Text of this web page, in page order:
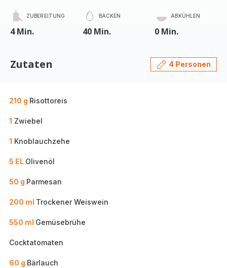
ZUBEREITUNG
4 Min.
BACKEN
40 Min.
ABKÜHLEN
0 Min.
Zutaten 4 Personen
210 g Risottoreis
1 Zwiebel
1 Knoblauchzehe
5 EL Olivenöl
50 g Parmesan
200 ml Trockener Weiswein
550 ml Gemüsebrühe
Cocktatomaten
60 g Bärlauch